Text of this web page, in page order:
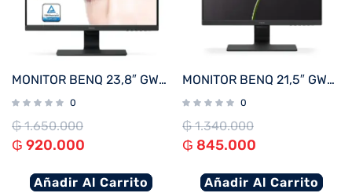
MONITOR BENQ 23,8″ GW2480
0
₲1.650.000
₲ 920.000
Añadir Al Carrito
MONITOR BENQ 21,5″ GW2283
0
₲1.340.000
₲ 845.000
Añadir Al Carrito